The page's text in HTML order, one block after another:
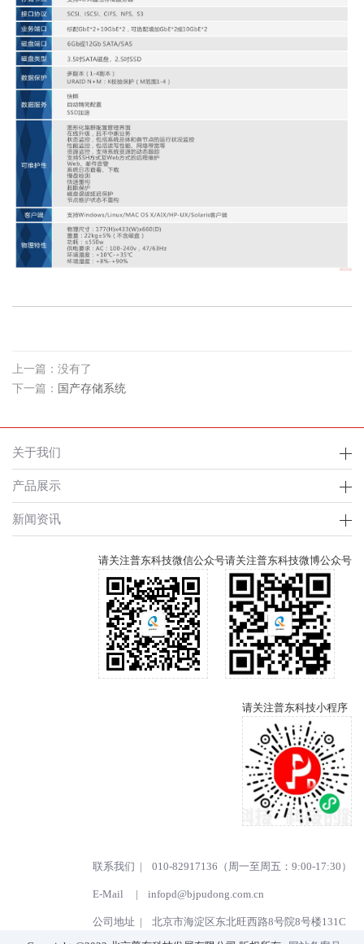
上一篇：没有了
下一篇： 国产存储系统
关于我们
产品展示
新闻资讯
请关注普东科技微博公众号
请关注普东科技微信公众号
请关注普东科技小程序
联系我们 | 010-82917136（周一至周五：9:00-17:30）
E-Mail | infopd@bjpudong.com.cn
公司地址 | 北京市海淀区东北旺西路8号院8号楼131C